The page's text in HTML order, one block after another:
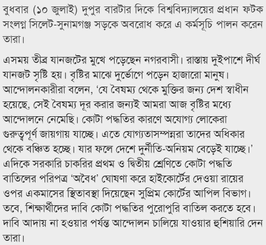
বুধবার (১০ জুলাই) দুপুর বারটার দিকে বিশ্ববিদ্যালয়ের প্রধান ফটক
সংলগ্ন সিলেট-সুনামগঞ্জ সড়কে অবরোধ করে এ কর্মসূচি পালন করেন
তারা।
এসময় তীব্র যানজটের মুখে পড়েছেন নগরবাসী। রাস্তায় দুইপাশে দীর্ঘ
যানজট সৃষ্টি হয়। বৃষ্টির মাঝে দুর্ভোগে পড়েন হাজারো মানুষ।
আন্দোলনকারীরা বলেন, ‘যে বৈষম্য থেকে মুক্তির জন্য দেশ স্বাধীন
হয়েছে, সেই বৈষম্য দূর করার জন্যই আমরা আজ বৃষ্টির মধ্যে
আন্দোলনে নেমেছি। কোটা পদ্ধতির কারণে অযোগ্য লোকেরা
গুরুত্বপূর্ণ জায়গায় যাচ্ছে। এতে যোগ্যতাসম্পন্নরা তাদের অধিকার
থেকে বঞ্চিত হচ্ছে। যার ফলে দেশে দুর্নীতি-অনিয়ম বেড়েই যাচ্ছে।’
এদিকে সরকারি চাকরির প্রথম ও দ্বিতীয় শ্রেণিতে কোটা পদ্ধতি
বাতিলের পরিপত্র ‘অবৈধ’ ঘোষণা করে হাইকোর্টের দেওয়া রায়ের
ওপর একমাসের স্থিতাবস্থা দিয়েছেন সুপ্রিম কোর্টের আপিল বিভাগ।
তবে, শিক্ষার্থীদের দাবি কোটা পদ্ধতির পুরোপুরি বাতিল করতে হবে।
দাবি আদায় না হওয়ার পর্যন্ত আন্দোলন চালিয়ে যাওয়ার হুশিয়ারি দেন
তারা।